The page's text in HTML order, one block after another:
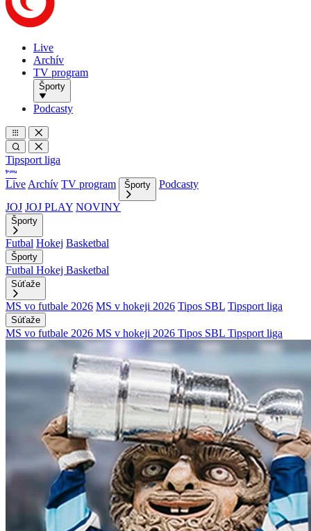
Live
Archív
TV program
Športy
Podcasty
Tipsport liga
Live Archív TV program Športy
Podcasty
JOJ JOJ PLAY NOVINY
Športy
Futbal Hokej Basketbal
Športy
Futbal Hokej Basketbal
Súťaže
MS vo futbale 2026 MS v hokeji 2026 Tipos SBL Tipsport liga
Súťaže
MS vo futbale 2026 MS v hokeji 2026 Tipos SBL Tipsport liga